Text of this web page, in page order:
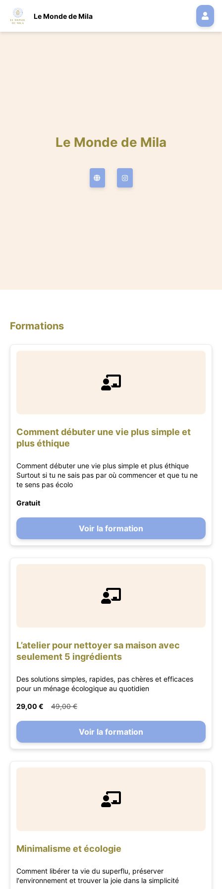
Le Monde de Mila
Le Monde de Mila
Formations
Comment débuter une vie plus simple et
plus éthique
Comment débuter une vie plus simple et plus éthique
Surtout si tu ne sais pas par où commencer et que tu ne
te sens pas écolo
Gratuit
Voir la formation
L’atelier pour nettoyer sa maison avec
seulement 5 ingrédients
Des solutions simples, rapides, pas chères et efficaces
pour un ménage écologique au quotidien
29,00 € 49,00 €
Voir la formation
Minimalisme et écologie
Comment libérer ta vie du superflu, préserver
l'environnement et trouver la joie dans la simplicité